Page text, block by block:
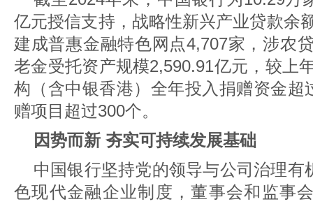
亿元授信支持，战略性新兴产业贷款余
建成普惠金融特色网点4,707家，涉农
老金受托资产规模2,590.91亿元，较上
构（含中银香港）全年投入捐赠资金超
赠项目超过300个。
因势而新 夯实可持续发展基础
中国银行坚持党的领导与公司治理有
色现代金融企业制度，董事会和监事